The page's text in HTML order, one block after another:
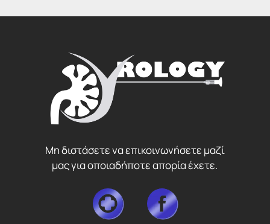
Μη διστάσετε να επικοινωνήσετε μαζί
μας για οποιαδήποτε απορία έχετε.